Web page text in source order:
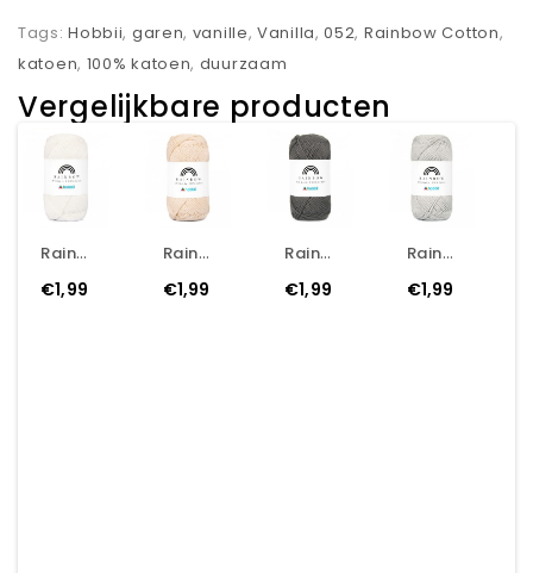
Tags:Hobbii, garen, vanille,Vanilla,052, Rainbow Cotton,
katoen, 100% katoen, duurzaam
Vergelijkbare producten
Rainbow Cotton 8/6 - 002 - Natural White
€1,99
Rainbow Cotton 8/6 - 003 - Nude
€1,99
Rainbow Cotton 8/6 - 011 - Dark Grey
€1,99
Rainbow Cotton 8/6 - 016 - Light Grey
€1,99